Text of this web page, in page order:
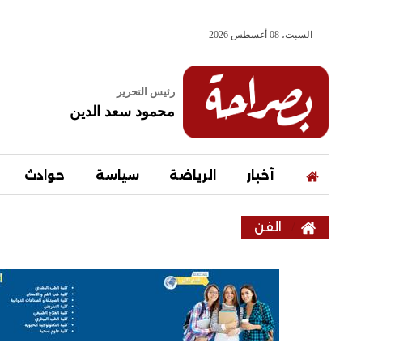
السبت، 08 أغسطس 2026
رئيس التحرير
محمود سعد الدين
أخبار الرياضة سياسة حوادث
الفن